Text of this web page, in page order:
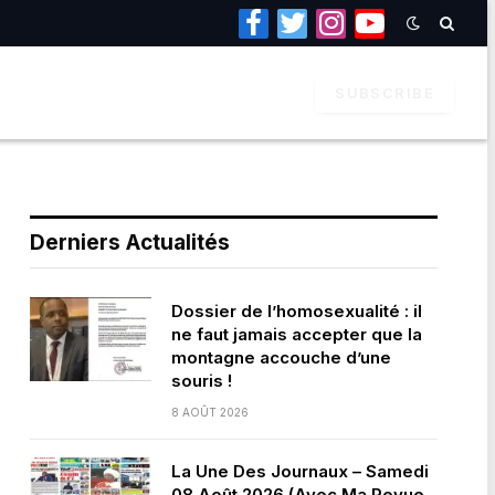
Facebook
TwitterInstagramYouTube
Derniers Actualités
Dossier de l’homosexualité : il
ne faut jamais accepter que la
montagne accouche d’une
souris !
8 AOÛT 2026
La Une Des Journaux – Samedi